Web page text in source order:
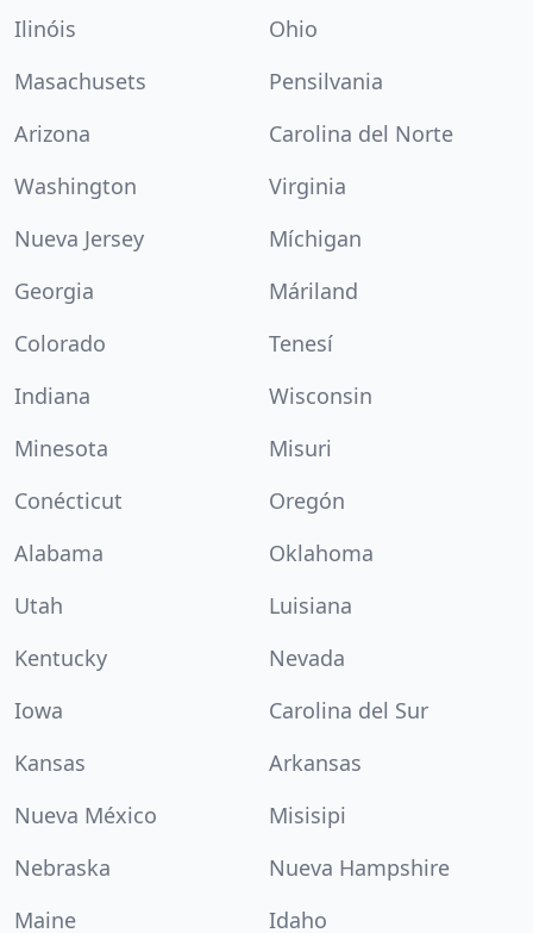
Ilinóis
Ohio
Masachusets
Pensilvania
Arizona
Carolina del Norte
Washington
Virginia
Nueva Jersey
Míchigan
Georgia
Máriland
Colorado
Tenesí
Indiana
Wisconsin
Minesota
Misuri
Conécticut
Oregón
Alabama
Oklahoma
Utah
Luisiana
Kentucky
Nevada
Iowa
Carolina del Sur
Kansas
Arkansas
Nueva México
Misisipi
Nebraska
Nueva Hampshire
Maine
Idaho